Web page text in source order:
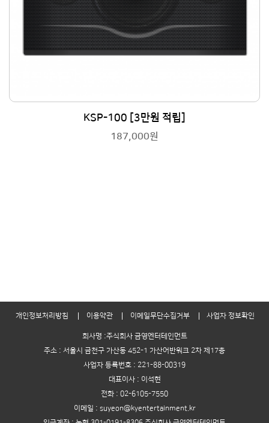
KSP-100 [3만원 적립]
187,000원
개인정보처리방침 이용약관 이메일무단수집거부 사업자 정보확인
회사명 :주식회사 금영엔터테인먼트
주소 : 서울시 금천구 가산동 452-1 가산어반워크 2차 제17층
사업자 등록번호 : 221-88-00319
대표이사 : 이석현
전화 : 02-6105-7550
이메일 : suyeon@kyentertainment.kr